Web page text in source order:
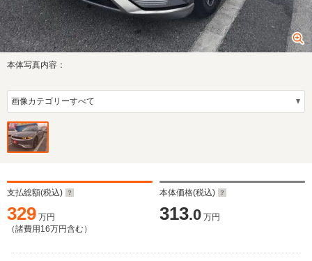
本体写真内容：
支払総額(税込)
329 万円
（諸費用 16万円含む）
本体価格(税込)
313.0 万円